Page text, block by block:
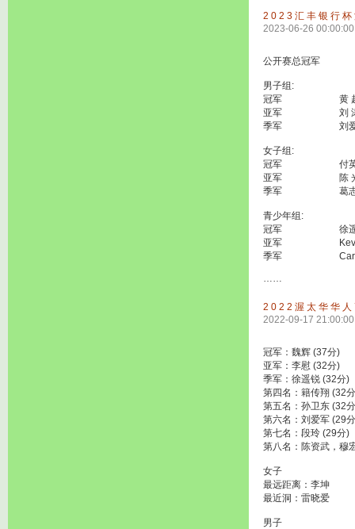
2023汇丰银行杯
2023-06-26 00:00:00
公开赛总冠军
男子组:
冠军 黄 超
亚军 刘 涛
季军 刘爱军
女子组:
冠军 付英红
亚军 陈 光
季军 葛志存
青少年组:
冠军 徐遥
亚军 Kevin
季军 Carry
……
2022渥太华华人
2022-09-17 21:00:00
冠军：魏辉 (37分)
亚军：李慰 (32分)
季军：徐遥锐 (32分)
第四名：籍传翔 (32
第五名：孙卫东 (32
第六名：刘爱军 (29
第七名：段玲 (29分)
第八名：陈资武，穆
女子
最远距离：李坤
最近洞：雷晓爱
男子